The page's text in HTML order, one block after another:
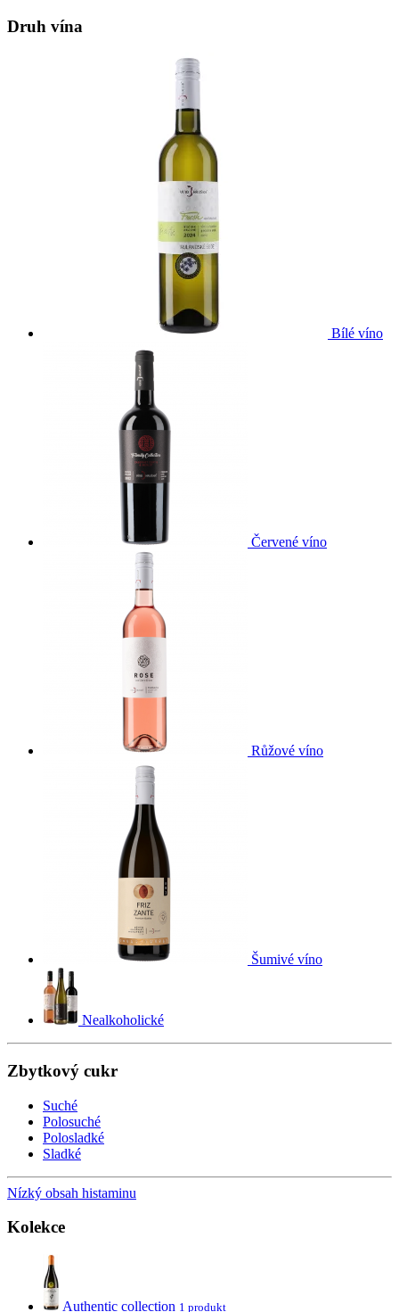
Druh vína
Bílé víno
Červené víno
Růžové víno
Šumivé víno
Nealkoholické
Zbytkový cukr
Suché
Polosuché
Polosladké
Sladké
Nízký obsah histaminu
Kolekce
Authentic collection 1 produkt